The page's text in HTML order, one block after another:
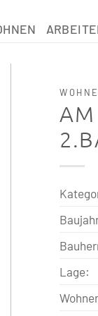
AM
Lage: